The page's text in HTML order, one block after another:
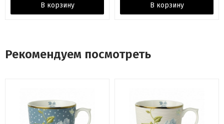
В корзину В корзину
Рекомендуем посмотреть